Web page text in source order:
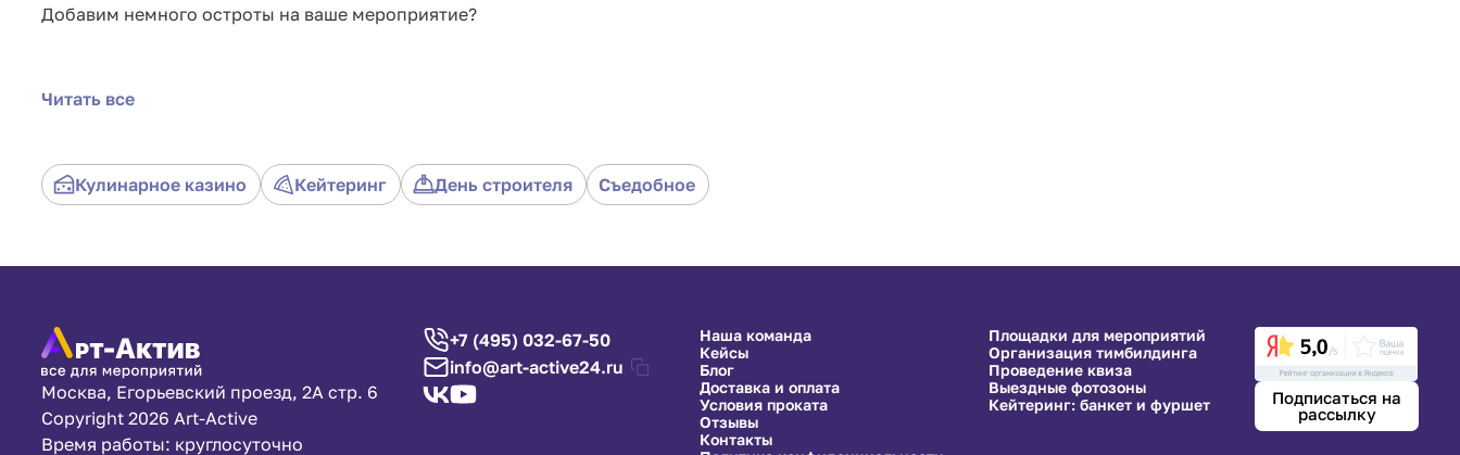
Добавим немного остроты на ваше мероприятие?
Организуем развлекательную дегустацию перца чили в формате казино. Гости пробуют перчики и делают ставки на определенные
удивите гостей на любом событии.
Читать все
Кулинарное казино Кейтеринг День строителя Съедобное
Москва, Егорьевский проезд, 2А стр. 6
Copyright 2026 Art-Active
Время работы: круглосуточно
+7 (495) 032-67-50
info@art-active24.ru
Наша команда
Кейсы
Блог
Доставка и оплата
Условия проката
Отзывы
Контакты
Площадки для мероприятий
Организация тимбилдинга
Проведение квиза
Выездные фотозоны
Кейтеринг: банкет и фуршет
Подписаться на
рассылку